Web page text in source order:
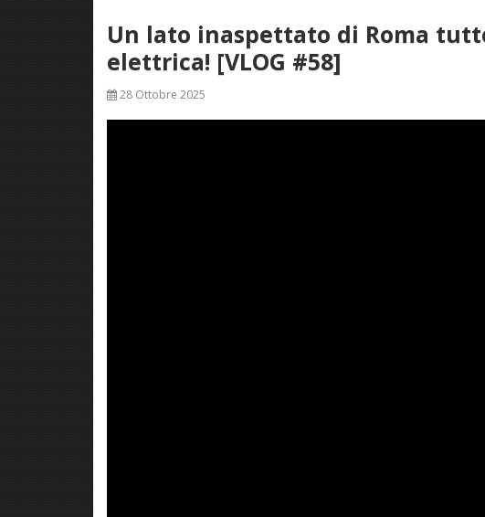
Un lato inaspettato di Roma
elettrica! [VLOG #58]
28 Ottobre 2025